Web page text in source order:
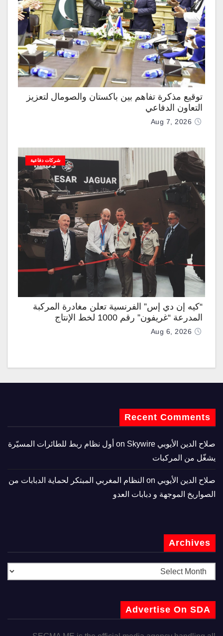
توقيع مذكرة تفاهم بين باكستان والصومال لتعزيز
التعاون الدفاعي
Aug 7, 2026
شركات دفاعية
“كيه إن دي إس” الفرنسية تعلن مغادرة المركبة
المدرعة “غريفون” رقم 1000 لخط الإنتاج
Aug 6, 2026
Recent Comments
صلاح الدين الأيوبي
Skywire أول نظام ربط للطائرات المسيّرة
يشغّل من المركبات
صلاح الدين الأيوبي
النظام المغربي المبتكر لحماية الدبابات من
الصواريخ الموجهة و دبابات العدو
Archives
Advertise On SDA